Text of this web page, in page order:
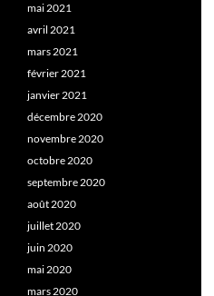
mai 2021
avril 2021
mars 2021
février 2021
janvier 2021
décembre 2020
novembre 2020
octobre 2020
septembre 2020
août 2020
juillet 2020
juin 2020
mai 2020
mars 2020